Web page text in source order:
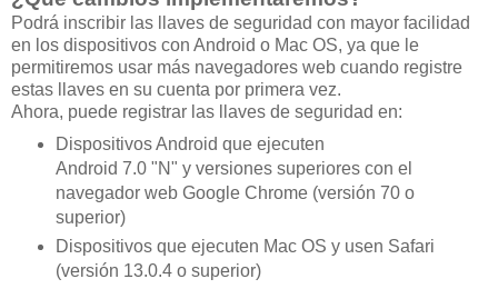
Podrá inscribir las llaves de seguridad con mayor facilidad
en los dispositivos con Android o Mac OS, ya que le
permitiremos usar más navegadores web cuando registre
estas llaves en su cuenta por primera vez.
Ahora, puede registrar las llaves de seguridad en:
Dispositivos Android que ejecuten
Android 7.0 "N" y versiones superiores con el
navegador web Google Chrome (versión 70 o
superior)
Dispositivos que ejecuten Mac OS y usen Safari
(versión 13.0.4 o superior)